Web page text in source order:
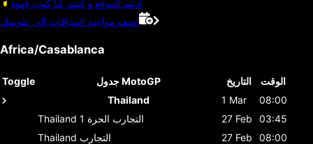
ادعم الموقع و اشتر لنا كوب قهوة
اضف مواعيد السباقات الي تقويمك
Africa/Casablanca
Toggle جدول MotoGP التاريخ
الوقت
Thailand
1 Mar
08:00
Thailand
التجارب الحرة 1 27 Feb
03:45
Thailand التجارب 27 Feb
08:00